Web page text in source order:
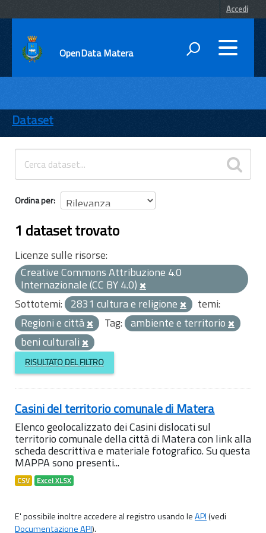
Accedi
OpenData Matera
ENTI
TEMI
INFORMAZIONI
Dataset
Ordina per
1 dataset trovato
Licenze sulle risorse:
Creative Commons Attribuzione 4.0
Internazionale (CC BY 4.0)
Sottotemi: 2831 cultura e religione
temi:
Regioni e città
Tag: ambiente e territorio
beni culturali
RISULTATO DEL FILTRO
Casini del territorio comunale di Matera
Elenco geolocalizzato dei Casini dislocati sul
territorio comunale della città di Matera con link alla
scheda descrittiva e materiale fotografico. Su questa
MAPPA sono presenti...
CSV Excel XLSX
E' possibile inoltre accedere al registro usando leAPI(vedi
Documentazione API).